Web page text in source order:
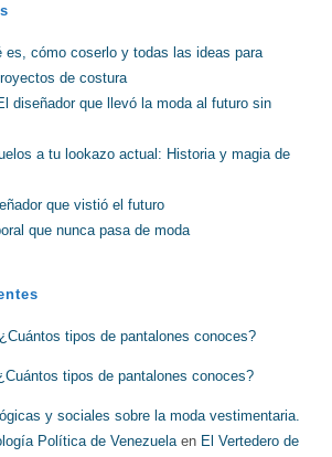
es, cómo coserlo y todas las ideas para
de costura
diseñador que llevó la moda al futuro sin
a tu lookazo actual: Historia y magia de
que vistió el futuro
que nunca pasa de moda
¿Cuántos tipos de pantalones conoces?
tipos de pantalones conoces?
y sociales sobre la moda vestimentaria.
Política de Venezuelaen El Vertedero de